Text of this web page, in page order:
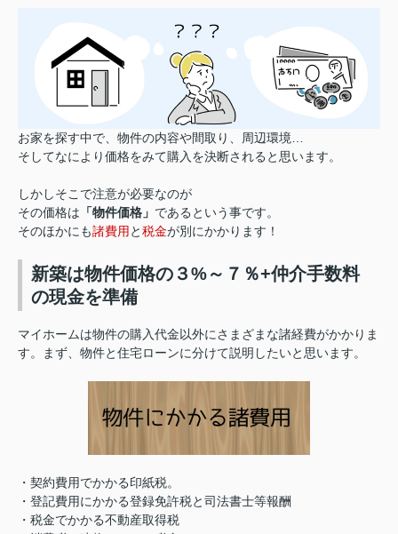
お家を探す中で、物件の内容や間取り、周辺環境…
そしてなにより価格をみて購入を決断されると思います。
しかしそこで注意が必要なのが
その価格は 「物件価格」 であるという事です。
そのほかにも諸費用 と税金が別にかかります！
新築は物件価格の３%～７％+仲介手数料
の現金を準備
マイホームは物件の購入代金以外にさまざまな諸経費がかかりま
す。まず、物件と住宅ローンに分けて説明したいと思います。
・契約費用でかかる印紙税。
・登記費用にかかる登録免許税と司法書士等報酬
・税金でかかる不動産取得税